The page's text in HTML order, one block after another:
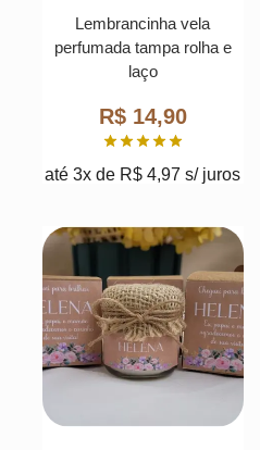
Lembrancinha vela
perfumada tampa rolha e
laço
R$14,90
até 3x de R$ 4,97 s/ juros